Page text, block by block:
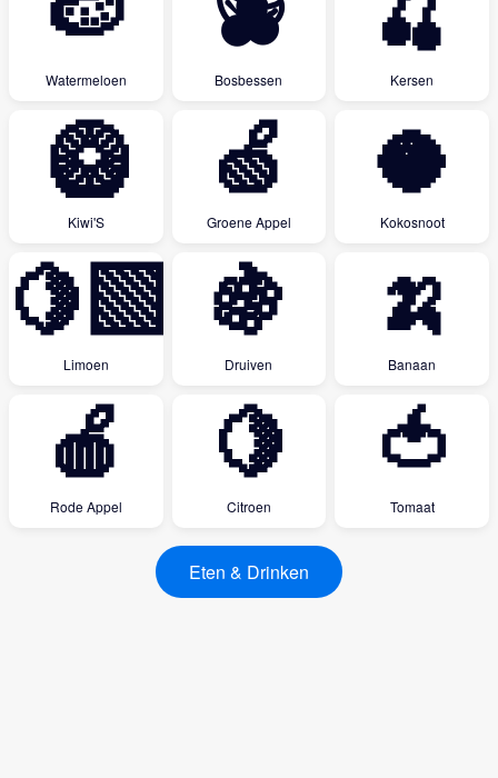
🍉
Watermeloen
🫐
Bosbessen
🍒
Kersen
🥝
Kiwi'S
🍏
Groene Appel
🥥
Kokosnoot
🍋‍🟩
Limoen
🍇
Druiven
🍌
Banaan
🍎
Rode Appel
🍋
Citroen
🍅
Tomaat
Eten & Drinken